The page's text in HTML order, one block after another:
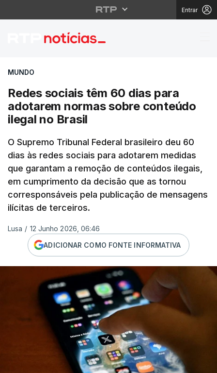
Entrar
Redes sociais têm 60
MUNDO
Redes sociais têm 60 dias para
adotarem normas sobre conteúdo
ilegal no Brasil
O Supremo Tribunal Federal brasileiro deu 60
dias às redes sociais para adotarem medidas
que garantam a remoção de conteúdos ilegais,
em cumprimento da decisão que as tornou
corresponsáveis pela publicação de mensagens
ilícitas de terceiros.
Lusa / 12 Junho 2026, 06:46
ADICIONAR COMO FONTE INFORMATIVA